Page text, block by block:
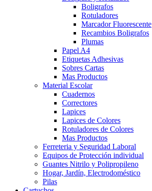
Boligrafos
Rotuladores
Marcador Fluorescente
Recambios Boligrafos
Plumas
Papel A4
Etiquetas Adhesivas
Sobres Cartas
Mas Productos
Material Escolar
Cuadernos
Correctores
Lapices
Lapices de Colores
Rotuladores de Colores
Mas Productos
Ferreteria y Seguridad Laboral
Equipos de Protección individual
Guantes Nitrilo y Polipropileno
Hogar, Jardín, Electrodoméstico
Pilas